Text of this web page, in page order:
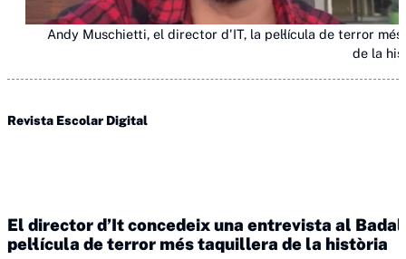
Andy Muschietti, el director d'IT, la pel·lícula de terror
de la
Revista Escolar Digital
El director d’It concedeix una entrevista al
pel·lícula de terror més taquillera de la història